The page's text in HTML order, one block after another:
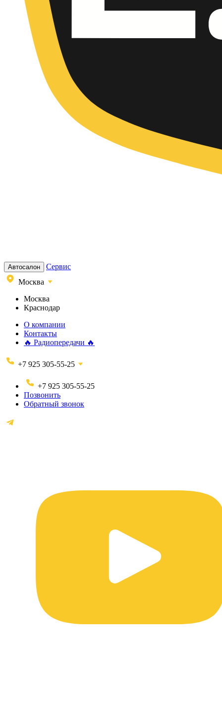
Автосалон
Сервис
Москва
Москва
Краснодар
О компании
Контакты
🔥 Радиопередачи 🔥
+7 925 305-55-25
+7 925 305-55-25
Позвонить
Обратный звонок